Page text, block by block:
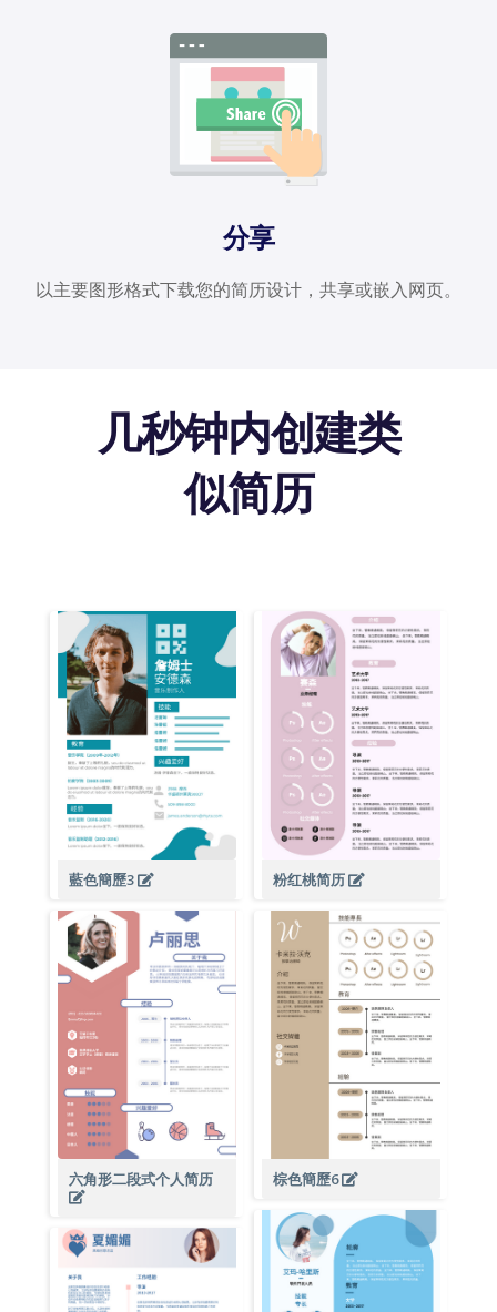
分享
以主要图形格式下载您的简历设计，共享或嵌入网页。
几秒钟内创建类
似简历
藍色簡歷3
六角形二段式个人简历
粉红桃简历
棕色簡歷6